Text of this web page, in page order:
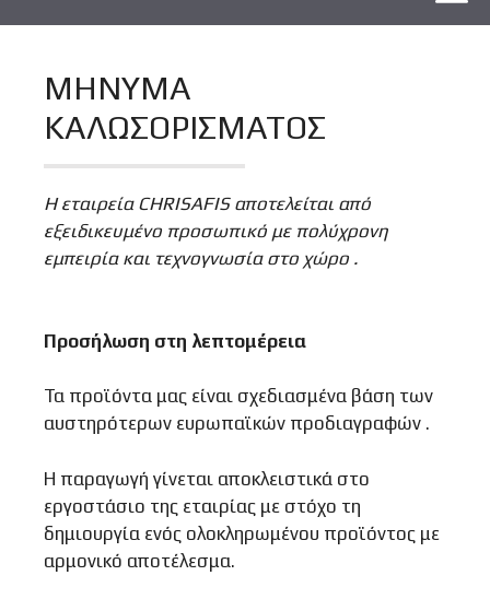
ΜΗΝΥΜΑ
ΚΑΛΩΣΟΡΙΣΜΑΤΟΣ
Η εταιρεία CHRISAFIS αποτελείται από
εξειδικευμένο προσωπικό με πολύχρονη
εμπειρία και τεχνογνωσία στο χώρο .
Προσήλωση στη λεπτομέρεια
Τα προϊόντα μας είναι σχεδιασμένα βάση των
αυστηρότερων ευρωπαϊκών προδιαγραφών .
Η παραγωγή γίνεται αποκλειστικά στο
εργοστάσιο της εταιρίας με στόχο τη
δημιουργία ενός ολοκληρωμένου προϊόντος με
αρμονικό αποτέλεσμα.